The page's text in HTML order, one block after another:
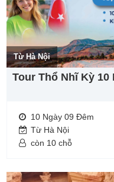
Từ Hà Nội
Tour Thổ Nhĩ Kỳ 10
10 Ngày 09 Đêm
Từ Hà Nội
còn 10 chỗ